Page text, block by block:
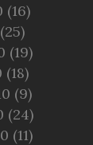
(16)
(25)
(19)
(18)
(9)
(24)
(11)